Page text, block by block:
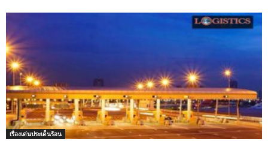
เรื่องเด่นประเด็นร้อน